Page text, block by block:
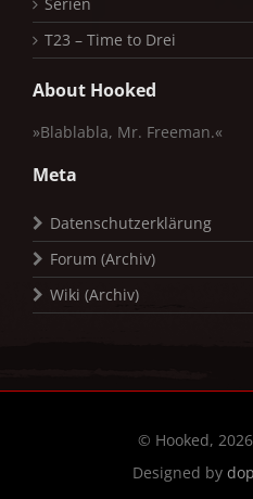
T23 – Time to Drei
About Hooked
»Blablabla, Mr. Freeman.«
Meta
Datenschutzerklärung
Forum (Archiv)
Wiki (Archiv)
© Hooked, 2026
Designed by